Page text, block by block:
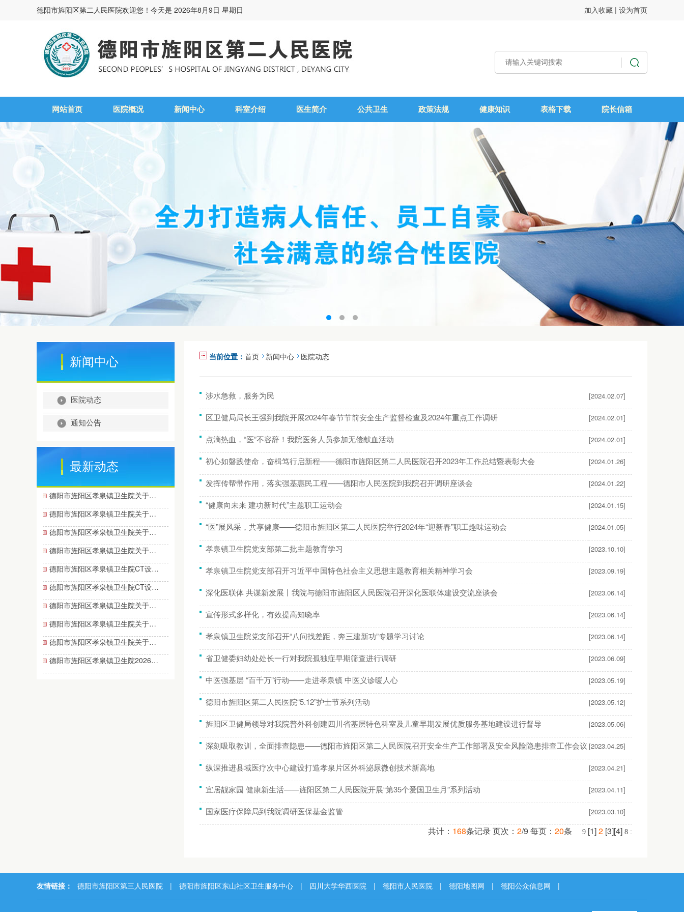
德阳市旌阳区第二人民医院欢迎您！今天是 2026年8月9日 星期日 加入收藏 | 设为首页
网站首页 医院概况 新闻中心 科室介绍 医生简介 公共卫生 政策法规 健康知识 表格下载 院长信箱
新闻中心
医院动态
通知公告
最新动态
德阳市旌阳区孝泉镇卫生院关于…
德阳市旌阳区孝泉镇卫生院关于…
德阳市旌阳区孝泉镇卫生院关于…
德阳市旌阳区孝泉镇卫生院关于…
德阳市旌阳区孝泉镇卫生院CT设…
德阳市旌阳区孝泉镇卫生院CT设…
德阳市旌阳区孝泉镇卫生院关于…
德阳市旌阳区孝泉镇卫生院关于…
德阳市旌阳区孝泉镇卫生院关于…
德阳市旌阳区孝泉镇卫生院2026…
当前位置： 首页 新闻中心 医院动态
涉水急救，服务为民 [2024.02.07]
区卫健局局长王强到我院开展2024年春节节前安全生产监督检查及2024年重点工作调研 [2024.02.01]
点滴热血，“医”不容辞！我院医务人员参加无偿献血活动 [2024.02.01]
初心如磐践使命，奋楫笃行启新程——德阳市旌阳区第二人民医院召开2023年工作总结暨表彰大会 [2024.01.26]
发挥传帮带作用，落实强基惠民工程——德阳市人民医院到我院召开调研座谈会 [2024.01.22]
“健康向未来 建功新时代”主题职工运动会 [2024.01.15]
“医”展风采，共享健康——德阳市旌阳区第二人民医院举行2024年“迎新春”职工趣味运动会 [2024.01.05]
孝泉镇卫生院党支部第二批主题教育学习 [2023.10.10]
孝泉镇卫生院党支部召开习近平中国特色社会主义思想主题教育相关精神学习会 [2023.09.19]
深化医联体 共谋新发展丨我院与德阳市旌阳区人民医院召开深化医联体建设交流座谈会 [2023.06.14]
宣传形式多样化，有效提高知晓率 [2023.06.14]
孝泉镇卫生院党支部召开“八问找差距，奔三建新功”专题学习讨论 [2023.06.14]
省卫健委妇幼处处长一行对我院孤独症早期筛查进行调研 [2023.06.09]
中医强基层 “百千万”行动——走进孝泉镇 中医义诊暖人心 [2023.05.19]
德阳市旌阳区第二人民医院“5.12”护士节系列活动 [2023.05.12]
旌阳区卫健局领导对我院普外科创建四川省基层特色科室及儿童早期发展优质服务基地建设进行督导 [2023.05.06]
深刻吸取教训，全面排查隐患——德阳市旌阳区第二人民医院召开安全生产工作部署及安全风险隐患排查工作会议 [2023.04.25]
纵深推进县域医疗次中心建设打造孝泉片区外科泌尿微创技术新高地 [2023.04.21]
宜居靓家园 健康新生活——旌阳区第二人民医院开展“第35个爱国卫生月”系列活动 [2023.04.11]
国家医疗保障局到我院调研医保基金监管 [2023.03.10]
共计： 168条记录 页次： 2/9 每页： 20条 9 [1]2 [3][4] 8 :
友情链接： 德阳市旌阳区第三人民医院 | 德阳市旌阳区东山社区卫生服务中心 | 四川大学华西医院 | 德阳市人民医院 | 德阳地图网 | 德阳公众信息网 |